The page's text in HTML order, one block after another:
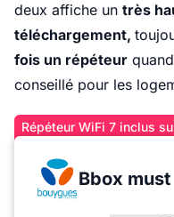
deux affiche un très
téléchargement,
fois un répéteur
conseillé pour les
Répéteur WiFi 7 inclus
Bbox must